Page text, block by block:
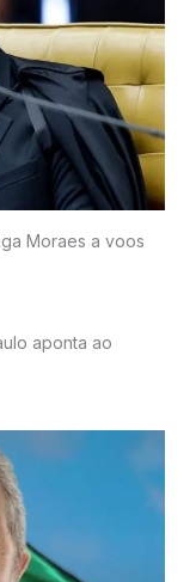
Moraes a voos
aponta ao